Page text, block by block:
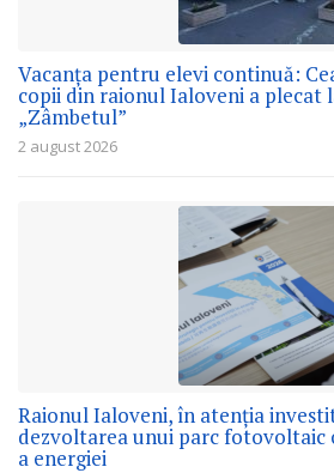
Vacanța pentru elevi continuă:
copii din raionul Ialoveni a plecat
„Zâmbetul”
2 august 2026
Raionul Ialoveni, în atenția
dezvoltarea unui parc fotovoltaic
a energiei